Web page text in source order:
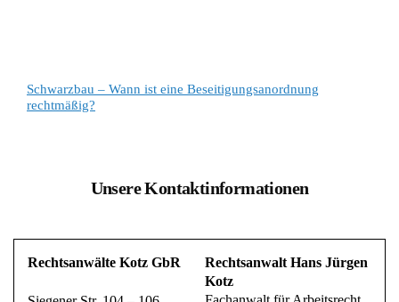
Schwarzbau – Wann ist eine Beseitigungsanordnung
rechtmäßig?
Unsere Kontaktinformationen
Rechtsanwälte Kotz GbR
Rechtsanwalt Hans Jürgen
Kotz